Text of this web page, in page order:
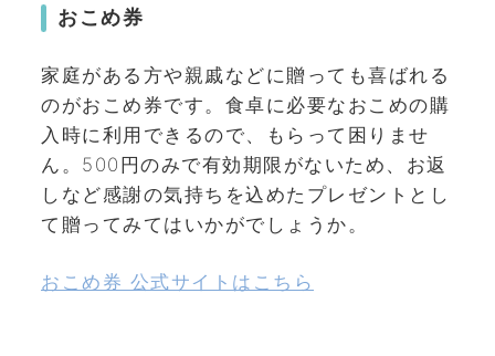
おこめ券
家庭がある方や親戚などに贈っても喜ばれる
のがおこめ券です。食卓に必要なおこめの購
入時に利用できるので、もらって困りませ
ん。500円のみで有効期限がないため、お返
しなど感謝の気持ちを込めたプレゼントとし
て贈ってみてはいかがでしょうか。
おこめ券 公式サイトはこちら